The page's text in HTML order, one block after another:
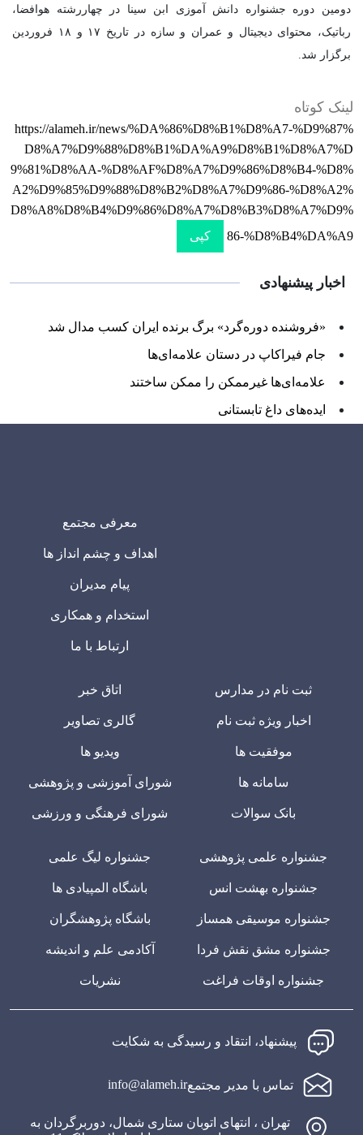
دومین دوره جشنواره دانش آموزی ابن سینا در چهاررشته هوافضا،
رباتیک، محتوای دیجیتال و عمران و سازه در تاریخ ۱۷ و ۱۸ فروردین
برگزار شد.
لینک کوتاه
https://alameh.ir/news/%DA%86%D8%B1%D8%A7-%D9%87%
D8%A7%D9%88%D8%B1%DA%A9%D8%B1%D8%A7%D
9%81%D8%AA-%D8%AF%D8%A7%D9%86%D8%B4-%D8%
A2%D9%85%D9%88%D8%B2%D8%A7%D9%86-%D8%A2%
D8%A8%D8%B4%D9%86%D8%A7%D8%B3%D8%A7%D9%
86-%D8%B4%DA%A9
کپی
اخبار پیشنهادی
«فروشنده دوره‌گرد» برگ برنده ایران کسب مدال شد
جام فیراکاپ در دستان علامه‌ای‌ها
علامه‌ای‌ها غیرممکن را ممکن ساختند
ایده‌های داغ تابستانی
معرفی مجتمع
اهداف و چشم انداز ها
پیام مدیران
استخدام و همکاری
ارتباط با ما
ثبت نام در مدارس
اخبار ویژه ثبت نام
موفقیت ها
سامانه ها
بانک سوالات
اتاق خبر
گالری تصاویر
ویدیو ها
شورای آموزشی و پژوهشی
شورای فرهنگی و ورزشی
جشنواره علمی پژوهشی
جشنواره بهشت انس
جشنواره موسیقی همساز
جشنواره مشق نقش فردا
جشنواره اوقات فراغت
جشنواره لیگ علمی
باشگاه المپیادی ها
باشگاه پژوهشگران
آکادمی علم و اندیشه
نشریات
پیشنهاد، انتقاد و رسیدگی به شکایت
تماس با مدیر مجتمعinfo@alameh.ir
تهران ، انتهای اتوبان ستاری شمال، دوربرگردان به